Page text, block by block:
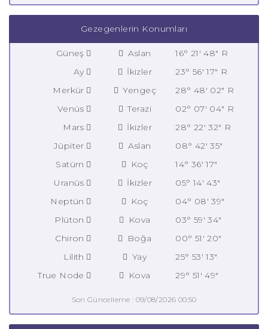
Gezegenlerin Konumları
Güneş Aslan
16° 21' 48" R
Ay
İkizler
23° 56' 17" R
Merkür
Yengeç
28° 48' 02" R
Venüs
Terazi
02° 07' 04" R
Mars
İkizler
28° 22' 32" R
Jüpiter
Aslan
08° 42' 35"
Satürn
Koç
14° 36' 17"
Uranüs
İkizler
05° 14' 43"
Neptün
Koç
04° 08' 39"
Plüton
Kova
03° 59' 34"
Chiron
Boğa
00° 51' 20"
Lilith
Yay
25° 53' 13"
True Node
Kova 29° 51' 49"
Son Güncelleme : 09/08/2026 00:50